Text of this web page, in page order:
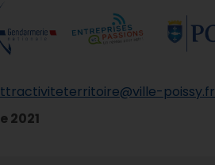
poissy.fr
2021